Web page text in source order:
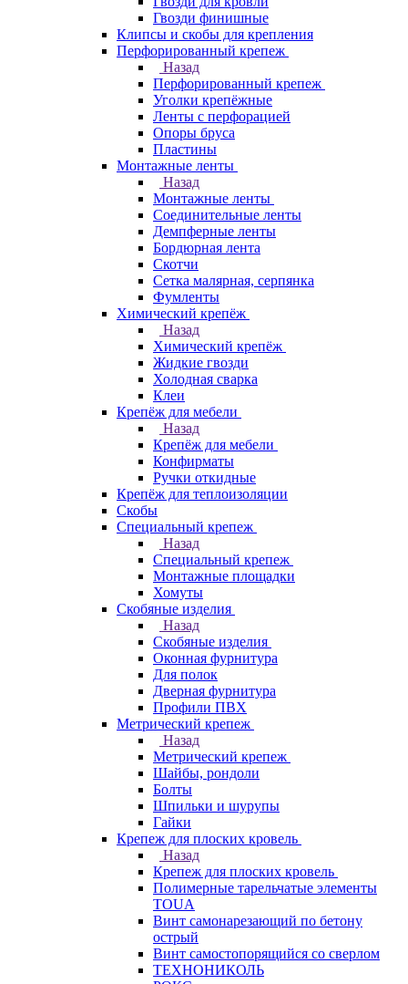
Гвозди финишные
Клипсы и скобы для крепления
Перфорированный крепеж
Назад
Перфорированный крепеж
Уголки крепёжные
Ленты с перфорацией
Опоры бруса
Пластины
Монтажные ленты
Назад
Монтажные ленты
Соединительные ленты
Демпферные ленты
Бордюрная лента
Скотчи
Сетка малярная, серпянка
Фумленты
Химический крепёж
Назад
Химический крепёж
Жидкие гвозди
Холодная сварка
Клеи
Крепёж для мебели
Назад
Крепёж для мебели
Конфирматы
Ручки откидные
Крепёж для теплоизоляции
Скобы
Специальный крепеж
Назад
Специальный крепеж
Монтажные площадки
Хомуты
Скобяные изделия
Назад
Скобяные изделия
Оконная фурнитура
Для полок
Дверная фурнитура
Профили ПВХ
Метрический крепеж
Назад
Метрический крепеж
Шайбы, рондоли
Болты
Шпильки и шурупы
Гайки
Крепеж для плоских кровель
Назад
Крепеж для плоских кровель
Полимерные тарельчатые элементы
TOUA
Винт самонарезающий по бетону
острый
Винт самостопорящийся со сверлом
ТЕХНОНИКОЛЬ